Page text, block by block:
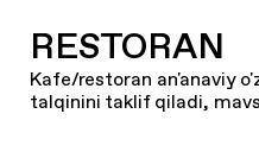
RESTORAN
Kafe/restoran an'anaviy
talqinini taklif qiladi,